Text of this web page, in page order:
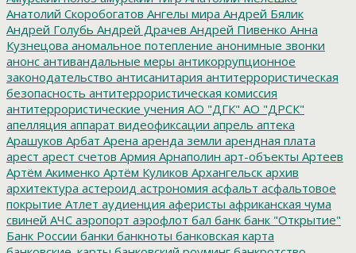
Анатолий Скоробогатов Ангелы мира Андрей Бялик
Андрей Голубь Андрей Драчев Андрей Пивенко Анна
Кузнецова аномальное потепление анонимные звонки
анонс антивандальные меры антикоррупционное
законодательство антисанитария антитеррористическая
безопасность антитеррористическая комиссия
антитеррористические учения АО "ДГК" АО "ДРСК"
апелляция аппарат видеофиксации апрель аптека
Арашуков Арбат Арена аренда земли арендная плата
арест арест счетов Армия Арнаполин арт-объекты Артеев
Артём Акименко Артём Куликов Архангельск архив
архитектура астероид астрономия асфальт асфальтовое
покрытие Атлет аудиенция аферисты африканская чума
свиней АЧС аэропорт аэрофлот бал банк банк "Открытие"
Банк России банки банкноты банковская карта